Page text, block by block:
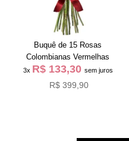
Buquê de 15 Rosas
Colombianas Vermelhas
3x R$ 133,30 sem juros
R$ 399,90